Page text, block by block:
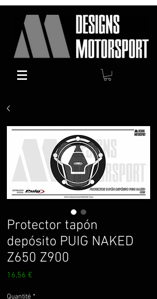
Protector tapón
depósito PUIG NAKED
Z650 Z900
16,56 €
Quantité *